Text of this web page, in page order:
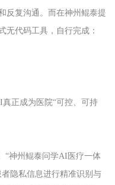
反复沟通。而在神州鲲泰提
无代码工具，自行完成：
正成为医院“可控、可持
“神州鲲泰问学AI医疗一体
隐私信息进行精准识别与